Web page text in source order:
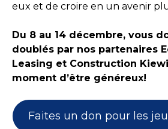
eux et de croire en un avenir
Du 8 au 14 décembre, vous
doublés par nos partenaires
Leasing et Construction
moment d’être généreux!
Faites un don pour les